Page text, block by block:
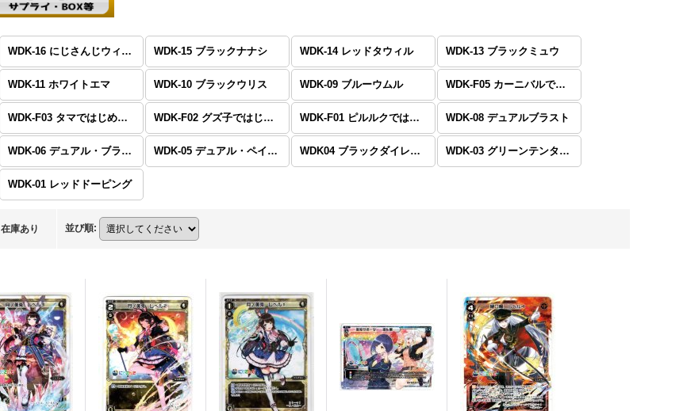
WDK-16 にじさんじウィクロスバトルセット WDK-15 ブラックナナシ WDK-14 レッドタウィル WDK-13 ブラックミュウ
WDK-11 ホワイトエマ WDK-10 ブラックウリス WDK-09 ブルーウムル WDK-F05 カーニバルではじめるウィクロスは墓地活用で勝つ!
WDK-F03 タマではじめるウィクロスは手札に戻して勝つ! WDK-F02 グズ子ではじめるウィクロスは山札操作で勝つ！ WDK-F01 ピルルクではじめるウィクロスは手札破壊で勝つ! WDK-08 デュアルブラスト
WDK-06 デュアル・ブラッド WDK-05 デュアル・ペイルネス WDK04 ブラックダイレクト WDK-03 グリーンテンタクル
WDK-01 レッドドーピング
在庫あり 並び順: